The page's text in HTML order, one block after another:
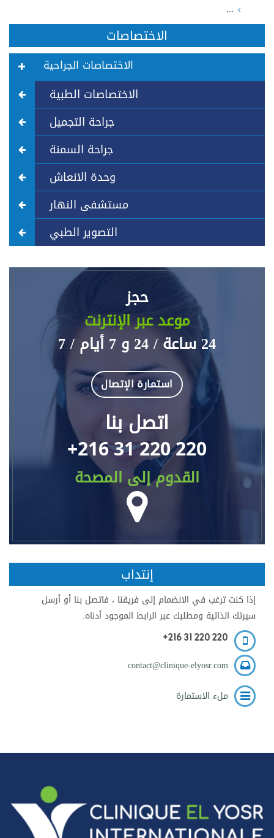
...
الاختصاصات
الاختصاصات الجراحية
الاختصاصات الطبية
جراحة التجميل
جراحة السمنة
وحدة الانعاش
مستشفى النهار
التصوير الطبي
حجز
موعد عبر الإنترنت
24 ساعة / 24 و 7 أيام / 7
استمارة الإتصال
اتصل بنا
+216 31 220 220
القدوم إلى المصحة
إنتداب
إذا كنت ترغب في الانضمام إلى فريقنا ، فاتصل بنا أو أرسل
سيرتك الذاتية ومطلبك عبر الرابط الموجود أدناه.
+216 31 220 220
contact@clinique-elyosr.com
ملء الاستمارة